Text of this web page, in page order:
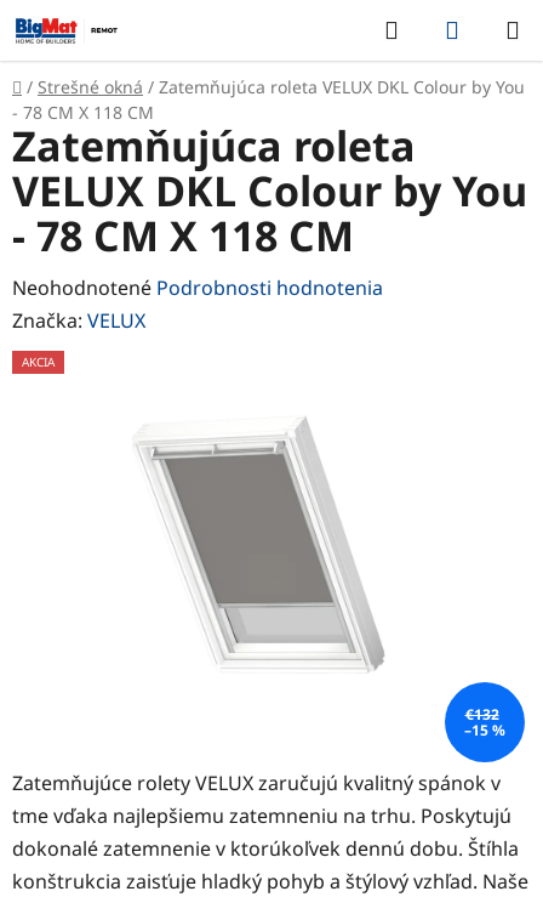
Prejsť
na
obsah
Hľadať
KOŠÍK
Domov
/ Strešné okná / Zatemňujúca roleta VELUX DKL Colour by You
- 78 CM X 118 CM
Zatemňujúce rolety VELUX zaručujú kvalitný spánok v
tme vďaka najlepšiemu zatemneniu na trhu. Poskytujú
dokonalé zatemnenie v ktorúkoľvek dennú dobu. Štíhla
konštrukcia zaisťuje hladký pohyb a štýlový vzhľad. Naše
Zatemňujúca roleta
VELUX DKL Colour by You
- 78 CM X 118 CM
Priemerné
hodnotenie
produktu
Neohodnotené Podrobnosti hodnotenia
Značka: VELUX
AKCIA
€132
–15 %